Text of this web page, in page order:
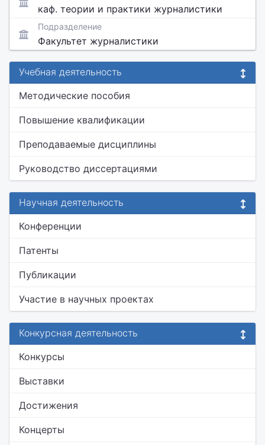
каф. теории и практики журналистики
Подразделение
Факультет журналистики
Учебная деятельность
Методические пособия
Повышение квалификации
Преподаваемые дисциплины
Руководство диссертациями
Научная деятельность
Конференции
Патенты
Публикации
Участие в научных проектах
Конкурсная деятельность
Конкурсы
Выставки
Достижения
Концерты